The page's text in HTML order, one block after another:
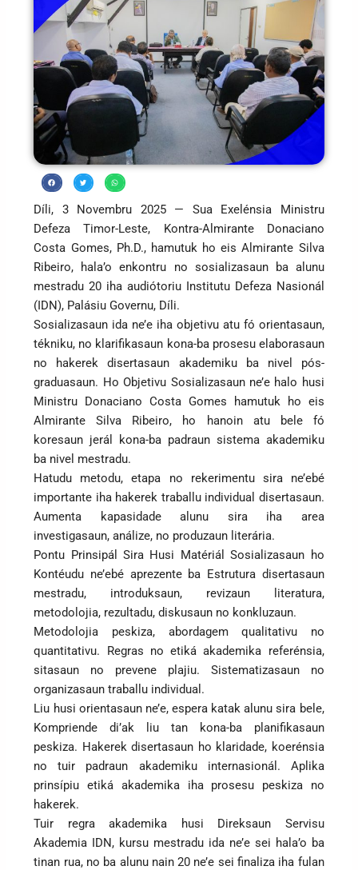
Díli, 3 Novembru 2025 — Sua Exelénsia Ministru
Defeza Timor-Leste, Kontra-Almirante Donaciano
Costa Gomes, Ph.D., hamutuk ho eis Almirante Silva
Ribeiro, hala’o enkontru no sosializasaun ba alunu
mestradu 20 iha audiótoriu Institutu Defeza Nasionál
(IDN), Palásiu Governu, Díli.
Sosializasaun ida ne’e iha objetivu atu fó orientasaun,
tékniku, no klarifikasaun kona-ba prosesu elaborasaun
no hakerek disertasaun akademiku ba nivel pós-
graduasaun. Ho Objetivu Sosializasaun ne’e halo husi
Ministru Donaciano Costa Gomes hamutuk ho eis
Almirante Silva Ribeiro, ho hanoin atu bele fó
koresaun jerál kona-ba padraun sistema akademiku
ba nivel mestradu.
Hatudu metodu, etapa no rekerimentu sira ne’ebé
importante iha hakerek traballu individual disertasaun.
Aumenta kapasidade alunu sira iha area
investigasaun, análize, no produzaun literária.
Pontu Prinsipál Sira Husi Matériál Sosializasaun ho
Kontéudu ne’ebé aprezente ba Estrutura disertasaun
mestradu, introduksaun, revizaun literatura,
metodolojia, rezultadu, diskusaun no konkluzaun.
Metodolojia peskiza, abordagem qualitativu no
quantitativu. Regras no etiká akademika referénsia,
sitasaun no prevene plajiu. Sistematizasaun no
organizasaun traballu individual.
Liu husi orientasaun ne’e, espera katak alunu sira bele,
Kompriende di’ak liu tan kona-ba planifikasaun
peskiza. Hakerek disertasaun ho klaridade, koerénsia
no tuir padraun akademiku internasionál. Aplika
prinsípiu etiká akademika iha prosesu peskiza no
hakerek.
Tuir regra akademika husi Direksaun Servisu
Akademia IDN, kursu mestradu ida ne’e sei hala’o ba
tinan rua, no ba alunu nain 20 ne’e sei finaliza iha fulan